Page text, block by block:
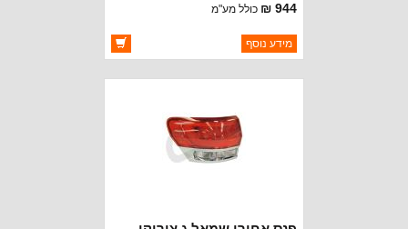
944 ₪ כולל מע"מ
ברקוד: 5272908AB
יצרן:DEPO
מידע נוסף